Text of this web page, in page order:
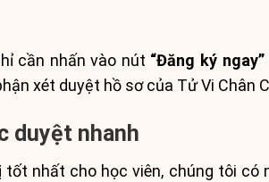
cần nhấn vào nút “Đăng ký ngay”
xét duyệt hồ sơ của Tử Vi Chân
duyệt nhanh
nhất cho học viên, chúng tôi có